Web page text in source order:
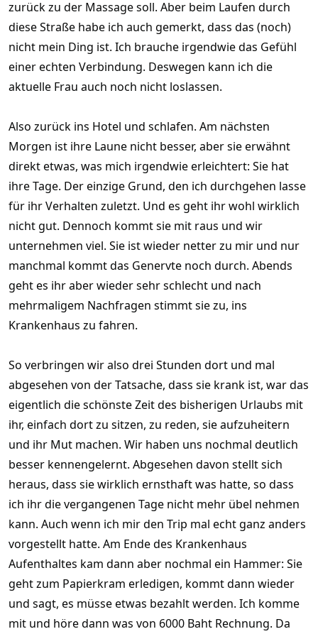
zurück zu der Massage soll. Aber beim Laufen durch
diese Straße habe ich auch gemerkt, dass das (noch)
nicht mein Ding ist. Ich brauche irgendwie das Gefühl
einer echten Verbindung. Deswegen kann ich die
aktuelle Frau auch noch nicht loslassen.
Also zurück ins Hotel und schlafen. Am nächsten
Morgen ist ihre Laune nicht besser, aber sie erwähnt
direkt etwas, was mich irgendwie erleichtert: Sie hat
ihre Tage. Der einzige Grund, den ich durchgehen lasse
für ihr Verhalten zuletzt. Und es geht ihr wohl wirklich
nicht gut. Dennoch kommt sie mit raus und wir
unternehmen viel. Sie ist wieder netter zu mir und nur
manchmal kommt das Genervte noch durch. Abends
geht es ihr aber wieder sehr schlecht und nach
mehrmaligem Nachfragen stimmt sie zu, ins
Krankenhaus zu fahren.
So verbringen wir also drei Stunden dort und mal
abgesehen von der Tatsache, dass sie krank ist, war das
eigentlich die schönste Zeit des bisherigen Urlaubs mit
ihr, einfach dort zu sitzen, zu reden, sie aufzuheitern
und ihr Mut machen. Wir haben uns nochmal deutlich
besser kennengelernt. Abgesehen davon stellt sich
heraus, dass sie wirklich ernsthaft was hatte, so dass
ich ihr die vergangenen Tage nicht mehr übel nehmen
kann. Auch wenn ich mir den Trip mal echt ganz anders
vorgestellt hatte. Am Ende des Krankenhaus
Aufenthaltes kam dann aber nochmal ein Hammer: Sie
geht zum Papierkram erledigen, kommt dann wieder
und sagt, es müsse etwas bezahlt werden. Ich komme
mit und höre dann was von 6000 Baht Rechnung. Da